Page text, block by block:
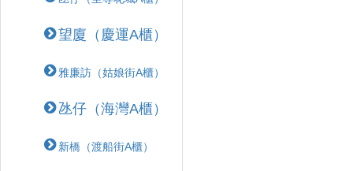
望廈（慶運A櫃）
雅廉訪（姑娘街A櫃）
氹仔（海灣A櫃）
新橋（渡船街A櫃）